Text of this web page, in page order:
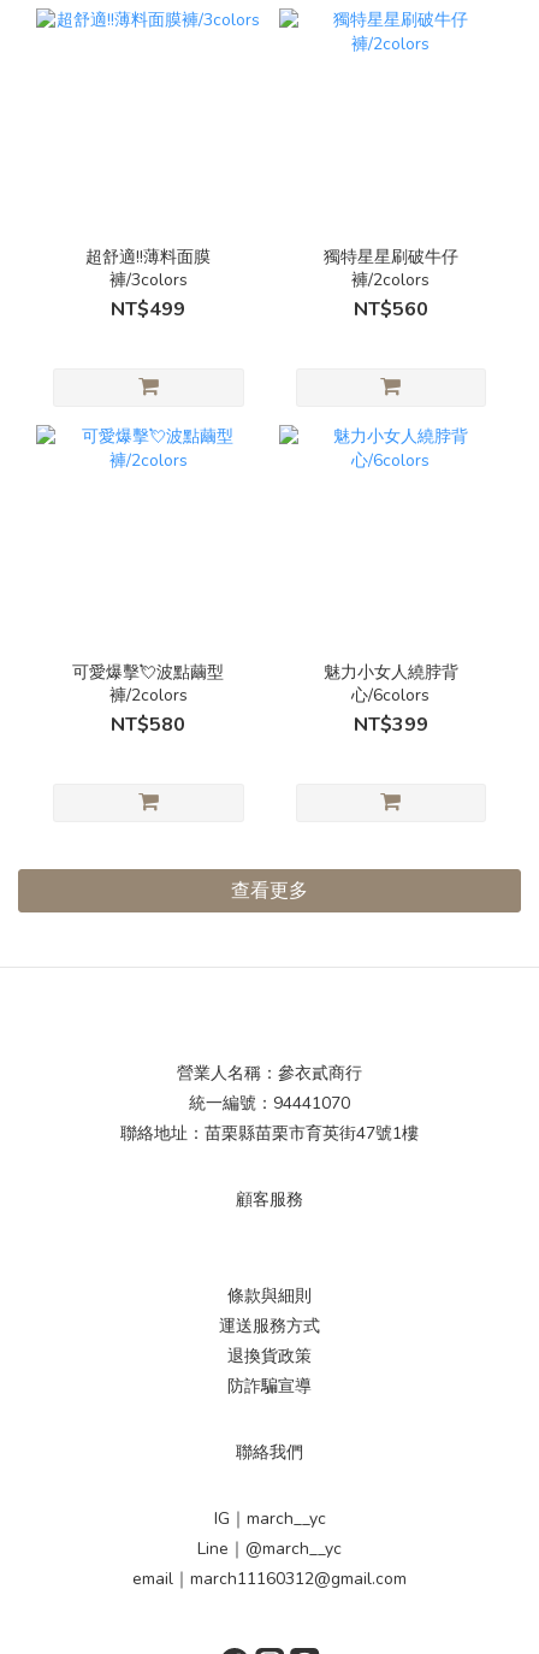
超舒適!!薄料面膜
褲/3colors
NT$499
獨特星星刷破牛仔
褲/2colors
NT$560
可愛爆擊💘波點繭型
褲/2colors
NT$580
魅力小女人繞脖背
心/6colors
NT$399
查看更多
營業人名稱：參衣貳商行
統一編號：94441070
聯絡地址：苗栗縣苗栗市育英街47號1樓
顧客服務
條款與細則
運送服務方式
退換貨政策
防詐騙宣導
聯絡我們
IG｜march__yc
Line｜@march__yc
email｜march11160312@gmail.com